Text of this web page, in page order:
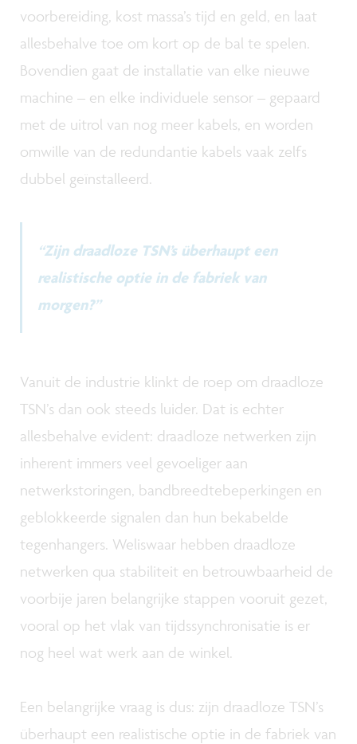
voorbereiding, kost massa’s tijd en geld, en laat
allesbehalve toe om kort op de bal te spelen.
Bovendien gaat de installatie van elke nieuwe
machine – en elke individuele sensor – gepaard
met de uitrol van nog meer kabels, en worden
omwille van de redundantie kabels vaak zelfs
dubbel geïnstalleerd.
“Zijn draadloze TSN’s überhaupt een
realistische optie in de fabriek van
morgen?”
Vanuit de industrie klinkt de roep om draadloze
TSN’s dan ook steeds luider. Dat is echter
allesbehalve evident: draadloze netwerken zijn
inherent immers veel gevoeliger aan
netwerkstoringen, bandbreedtebeperkingen en
geblokkeerde signalen dan hun bekabelde
tegenhangers. Weliswaar hebben draadloze
netwerken qua stabiliteit en betrouwbaarheid de
voorbije jaren belangrijke stappen vooruit gezet,
vooral op het vlak van tijdssynchronisatie is er
nog heel wat werk aan de winkel.
Een belangrijke vraag is dus: zijn draadloze TSN’s
überhaupt een realistische optie in de fabriek van